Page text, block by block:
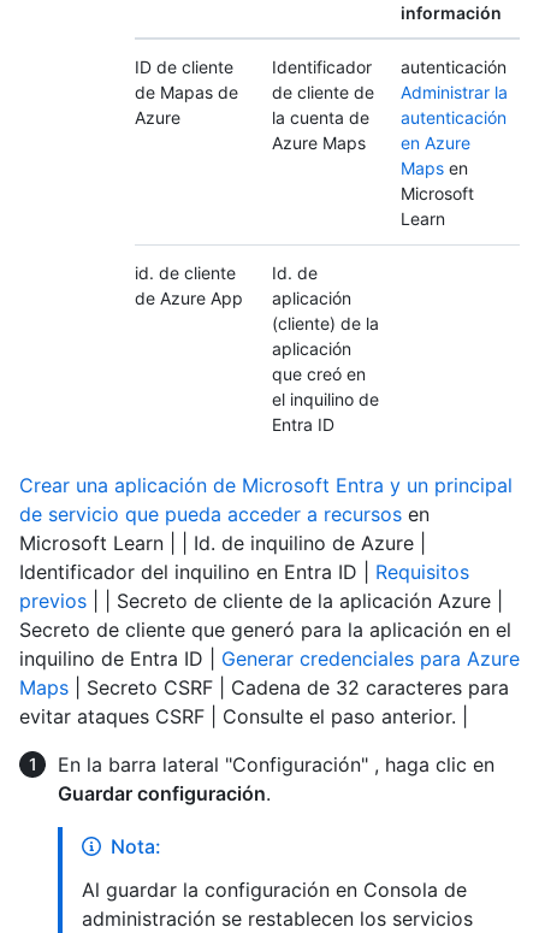
información
ID de cliente
de Mapas de
Azure
Identificador
de cliente de
la cuenta de
Azure Maps
autenticación
Administrar la
autenticación
en Azure
Maps en
Microsoft
Learn
id. de cliente
de Azure App
Id. de
aplicación
(cliente) de la
aplicación
que creó en
el inquilino de
Entra ID
Crear una aplicación de Microsoft Entra y un principal
de servicio que pueda acceder a recursos en
Microsoft Learn | | Id. de inquilino de Azure |
Identificador del inquilino en Entra ID | Requisitos
previos | | Secreto de cliente de la aplicación Azure |
Secreto de cliente que generó para la aplicación en el
inquilino de Entra ID | Generar credenciales para Azure
Maps | Secreto CSRF | Cadena de 32 caracteres para
evitar ataques CSRF | Consulte el paso anterior. |
En la barra lateral "Configuración" , haga clic en
Guardar configuración.
Nota:
Al guardar la configuración en Consola de
administración se restablecen los servicios